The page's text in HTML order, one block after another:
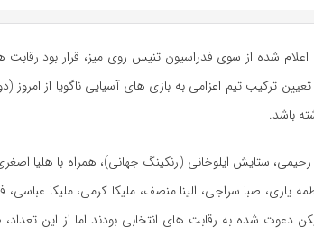
اعلام شده از سوی فدراسیون تنیس روی میز، قرار بود رقابت
رحیمی، ستایش ایلوخانی (رنکینگ جهانی)، همراه با هلیا
یاری، صبا سراجی، الینا منصف، ملیکا کرمی، ملیکا عباسی،